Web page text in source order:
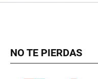
NO TE PIERDAS